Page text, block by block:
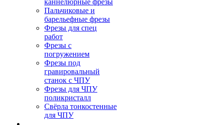
каннелюрные фрезы
Пальчиковые и
барельефные фрезы
Фрезы для спец
работ
Фрезы с
погружением
Фрезы под
гравировальный
станок с ЧПУ
Фрезы для ЧПУ
поликристалл
Свёрла тонкостенные
для ЧПУ